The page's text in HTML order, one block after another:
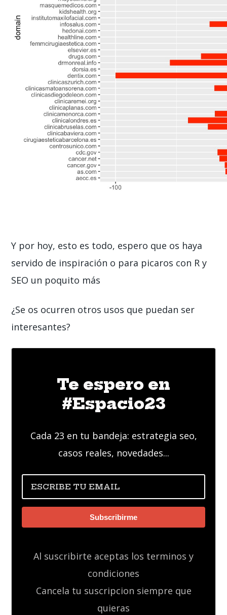
Y por hoy, esto es todo, espero que os haya
servido de inspiración o para picaros con R y
SEO un poquito más
¿Se os ocurren otros usos que puedan ser
interesantes?
Te espero en
#Espacio23
Cada 23 en tu bandeja: estrategia seo,
casos reales, novedades...
Subscribirme
Al suscribirte aceptas los terminos y
condiciones
Cancela tu suscripcion siempre que
quieras